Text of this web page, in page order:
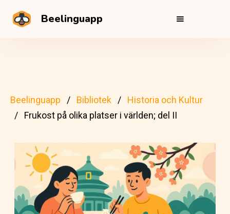
Beelinguapp
Beelinguapp Bibliotek
Historia och Kultur
Frukost på olika platser i världen; del II